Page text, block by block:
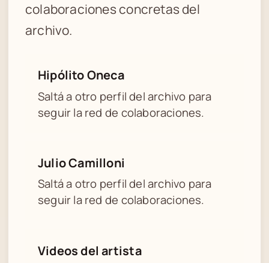
colaboraciones concretas del
archivo.
Hipólito Oneca
Saltá a otro perfil del archivo para
seguir la red de colaboraciones.
Julio Camilloni
Saltá a otro perfil del archivo para
seguir la red de colaboraciones.
Videos del artista